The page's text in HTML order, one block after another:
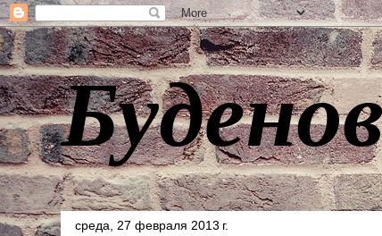
среда, 27 февраля 2013 г.